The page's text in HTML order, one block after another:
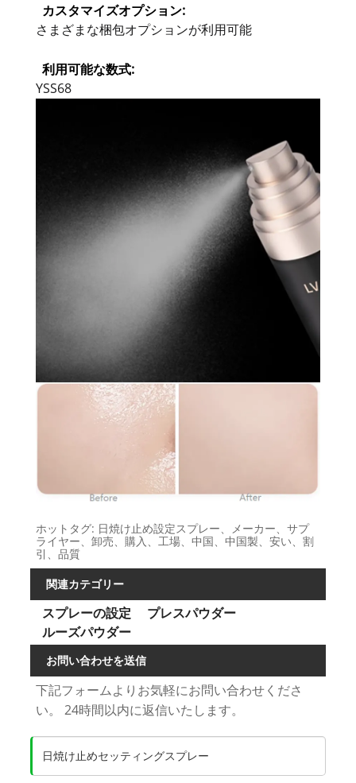
カスタマイズオプション:
さまざまな梱包オプションが利用可能
利用可能な数式:
YSS68
ホットタグ: 日焼け止め設定スプレー、メーカー、サプ
ライヤー、卸売、購入、工場、中国、中国製、安い、割
引、品質
関連カテゴリー
スプレーの設定
プレスパウダー
ルーズパウダー
お問い合わせを送信
下記フォームよりお気軽にお問い合わせくださ
い。 24時間以内に返信いたします。